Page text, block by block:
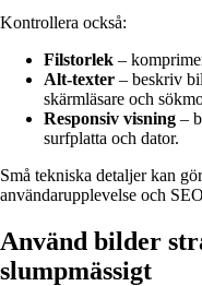
Kontrollera också:
Filstorlek –
Alt-texter – beskriv
skärmläsare och
Responsiv visning –
surfplatta och dator.
Små tekniska detaljer kan
användarupplevelse och
Använd bilder
slumpmässigt